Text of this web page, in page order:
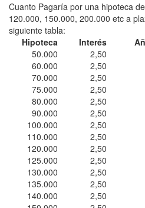
Cuanto Pagaría por una hipoteca
120.000, 150.000, 200.000 etc a
siguiente tabla:
Hipoteca
Interés
50.000
2,50
60.000
2,50
70.000
2,50
75.000
2,50
80.000
2,50
90.000
2,50
100.000
2,50
110.000
2,50
120.000
2,50
125.000
2,50
130.000
2,50
135.000
2,50
140.000
2,50